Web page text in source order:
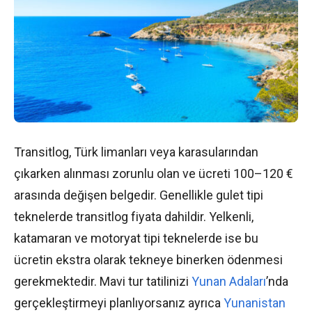
Transitlog, Türk limanları veya karasularından
çıkarken alınması zorunlu olan ve ücreti 100–120 €
arasında değişen belgedir. Genellikle gulet tipi
teknelerde transitlog fiyata dahildir. Yelkenli,
katamaran ve motoryat tipi teknelerde ise bu
ücretin ekstra olarak tekneye binerken ödenmesi
gerekmektedir. Mavi tur tatilinizi Yunan Adaları’nda
gerçekleştirmeyi planlıyorsanız ayrıca Yunanistan